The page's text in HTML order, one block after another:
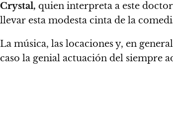
Crystal, quien interpreta a este
llevar esta modesta cinta de la
La música, las locaciones y, en
caso la genial actuación del siempre